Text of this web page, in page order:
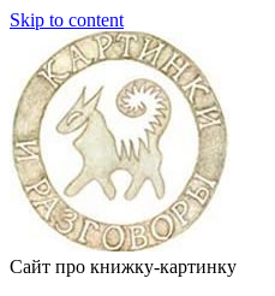
Skip to content
Сайт про книжку-картинку